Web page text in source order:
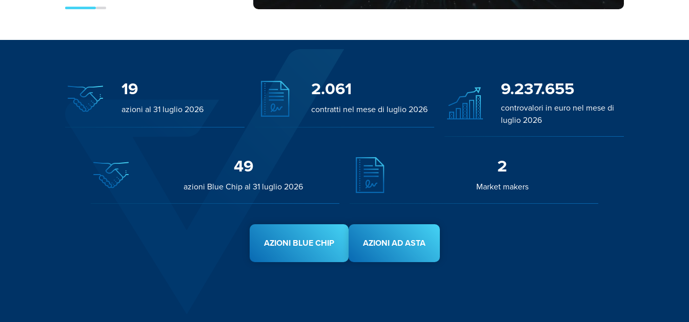
19
azioni al 31 luglio 2026
2.061
contratti nel mese di luglio 2026
9.237.655
controvalori in euro nel mese di
luglio 2026
49
azioni Blue Chip al 31 luglio 2026
2
Market makers
AZIONI BLUE CHIP AZIONI AD ASTA